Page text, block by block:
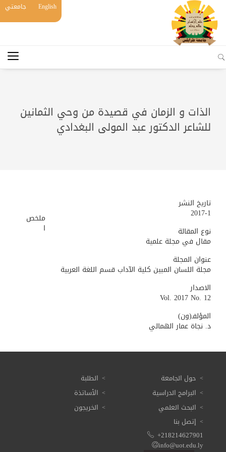
English جامعتي
الذات و الزمان في قصيدة من وحي الثمانين
للشاعر الدكتور عبد المولى البغدادي
تاريخ النشر
2017-1
نوع المقالة
مقال في مجلة علمية
عنوان المجلة
مجلة اللسان المبين كلية الآداب قسم اللغة العربية
الاصدار
Vol. 2017 No. 12
المؤلفـ(ون)
د. نجاة عمار الهمالي
ملخص
ا
حول الجامعة
البرامج الدراسية
البحث العلمي
الطلبة
الأساتذة
الخريجون
إتصل بنا
+218214627901
info@uot.edu.ly